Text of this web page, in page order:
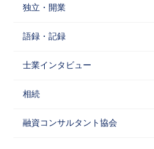
独立・開業
語録・記録
士業インタビュー
相続
融資コンサルタント協会